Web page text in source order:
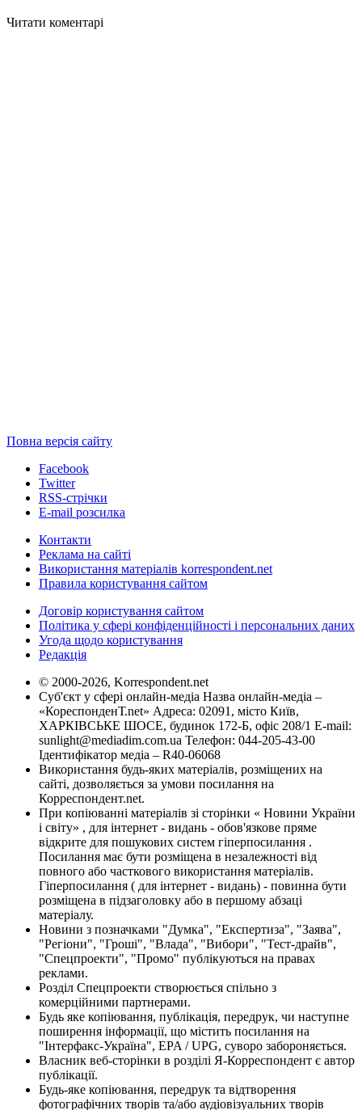
Читати коментарі
Повна версія сайту
Facebook
Twitter
RSS-стрічки
E-mail розсилка
Контакти
Реклама на сайті
Використання матеріалів korrespondent.net
Правила користування сайтом
Договір користування сайтом
Політика у сфері конфіденційності і персональних даних
Угода щодо користування
Редакція
© 2000-2026, Korrespondent.net
Суб'єкт у сфері онлайн-медіа Назва онлайн-медіа –
«КореспонденТ.net» Адреса: 02091, місто Київ,
ХАРКІВСЬКЕ ШОСЕ, будинок 172-Б, офіс 208/1 E-mail:
sunlight@mediadim.com.ua Телефон: 044-205-43-00
Ідентифікатор медіа – R40-06068
Використання будь-яких матеріалів, розміщених на
сайті, дозволяється за умови посилання на
Корреспондент.net.
При копіюванні матеріалів зі сторінки « Новини України
і світу» , для інтернет - видань - обов'язкове пряме
відкрите для пошукових систем гіперпосилання .
Посилання має бути розміщена в незалежності від
повного або часткового використання матеріалів.
Гіперпосилання ( для інтернет - видань) - повинна бути
розміщена в підзаголовку або в першому абзаці
матеріалу.
Новини з позначками "Думка", "Експертиза", "Заява",
"Регіони", "Гроші", "Влада", "Вибори", "Тест-драйв",
"Спецпроекти", "Промо" публікуються на правах
реклами.
Розділ Спецпроекти створюється спільно з
комерційними партнерами.
Будь яке копіювання, публікація, передрук, чи наступне
поширення інформації, що містить посилання на
"Інтерфакс-Україна", EPA / UPG, суворо забороняється.
Власник веб-сторінки в розділі Я-Корреспондент є автор
публікації.
Будь-яке копіювання, передрук та відтворення
фотографічних творів та/або аудіовізуальних творів